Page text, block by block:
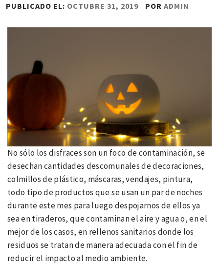
PUBLICADO EL: OCTUBRE 31, 2019 POR ADMIN
No sólo los disfraces son un foco de contaminación, se
desechan cantidades descomunales de decoraciones,
colmillos de plástico, máscaras, vendajes, pintura,
todo tipo de productos que se usan un par de noches
durante este mes para luego despojarnos de ellos ya
sea en tiraderos, que contaminan el aire y agua o, en el
mejor de los casos, en rellenos sanitarios donde los
residuos se tratan de manera adecuada con el fin de
reducir el impacto al medio ambiente.